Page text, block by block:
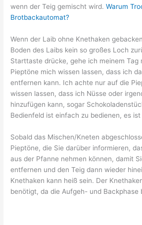
wenn der Teig gemischt wird.Warum
Brotbackautomat?
Wenn der Laib ohne Knethaken
Boden des Laibs kein so großes Loch
Starttaste drücke, gehe ich meinem Tag
Pieptöne mich wissen lassen, dass ich
entfernen kann. Ich achte nur auf die
wissen lassen, dass ich Nüsse oder
hinzufügen kann, sogar
Bedienfeld ist einfach zu bedienen, es
Sobald das Mischen/Kneten
Pieptöne, die Sie darüber informieren,
aus der Pfanne nehmen können, damit
entfernen und den Teig dann wieder
Knethaken kann heiß sein. Der
benötigt, da die Aufgeh- und Backphase